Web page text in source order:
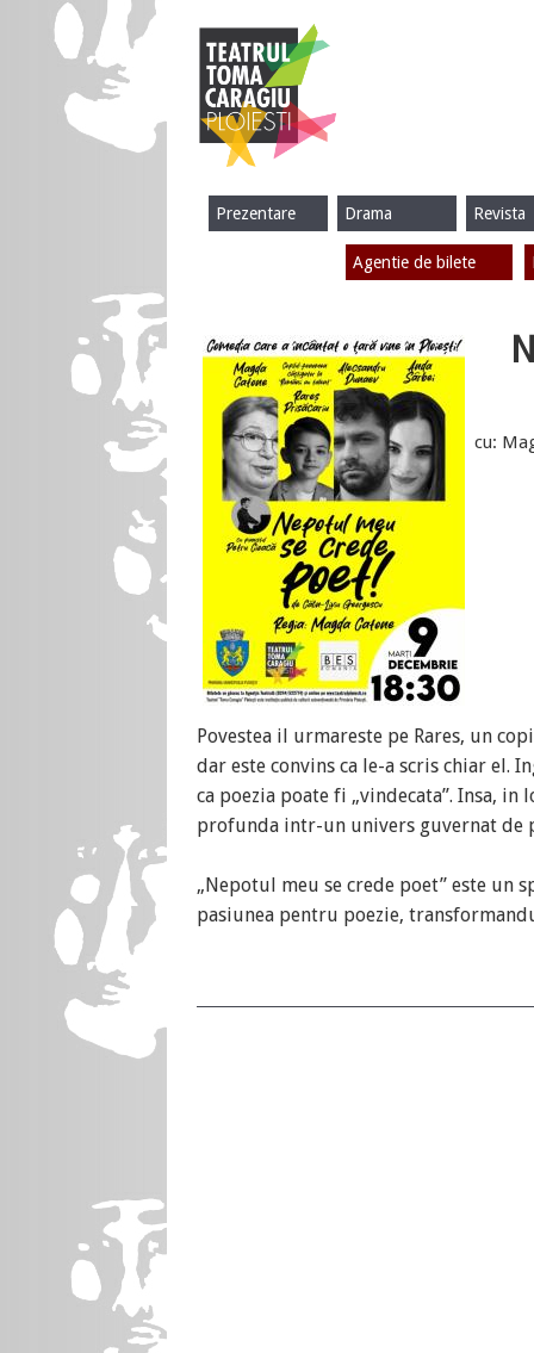
Revista
Drama
Prezentare
Agentie de bilete
cu:
Povestea il urmareste pe Rares, un
dar este convins ca le-a scris chiar el.
ca poezia poate fi „vindecata”. Insa,
profunda intr-un univers guvernat de
„Nepotul meu se crede poet” este un
pasiunea pentru poezie,